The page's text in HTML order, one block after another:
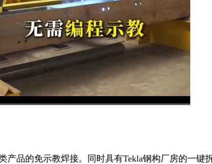
品的免示教焊接。同时具有Tekla钢构厂房的一键